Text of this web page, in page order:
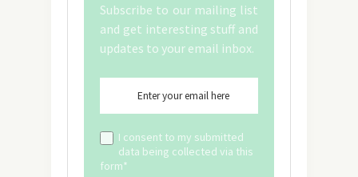
Subscribe to our mailing list
and get interesting stuff and
updates to your email inbox.
I consent to my submitted
data being collected via this
form*